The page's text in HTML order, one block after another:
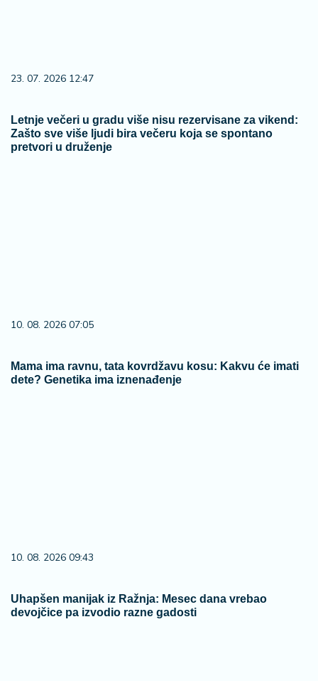
23. 07. 2026 12:47
Letnje večeri u gradu više nisu rezervisane za vikend:
Zašto sve više ljudi bira večeru koja se spontano
pretvori u druženje
10. 08. 2026 07:05
Mama ima ravnu, tata kovrdžavu kosu: Kakvu će imati
dete? Genetika ima iznenađenje
10. 08. 2026 09:43
Uhapšen manijak iz Ražnja: Mesec dana vrebao
devojčice pa izvodio razne gadosti